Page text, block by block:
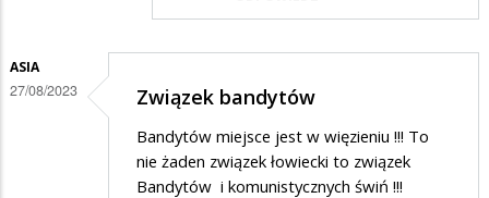
odpowiedzi
ASIA
27/08/2023 Związek bandytów
Bandytów miejsce jest w więzieniu !!! To
nie żaden związek łowiecki to związek
Bandytów i komunistycznych świń !!!